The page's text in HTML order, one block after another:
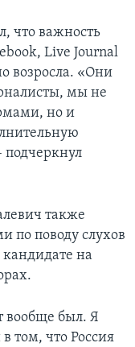
что важность
Live Journal
возросла. «Они
мы не
но и
также
по поводу слухов
на
вообще был. Я
том, что Россия